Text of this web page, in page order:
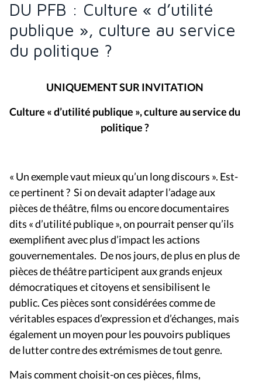
DU PFB : Culture « d’utilité
publique », culture au service
du politique ?
UNIQUEMENT SUR INVITATION
Culture « d’utilité publique », culture au service du
politique ?
« Un exemple vaut mieux qu’un long discours ». Est-
ce pertinent ? Si on devait adapter l’adage aux
pièces de théâtre, films ou encore documentaires
dits « d’utilité publique », on pourrait penser qu’ils
exemplifient avec plus d’impact les actions
gouvernementales. De nos jours, de plus en plus de
pièces de théâtre participent aux grands enjeux
démocratiques et citoyens et sensibilisent le
public. Ces pièces sont considérées comme de
véritables espaces d’expression et d’échanges, mais
également un moyen pour les pouvoirs publiques
de lutter contre des extrémismes de tout genre.
Mais comment choisit-on ces pièces, films,